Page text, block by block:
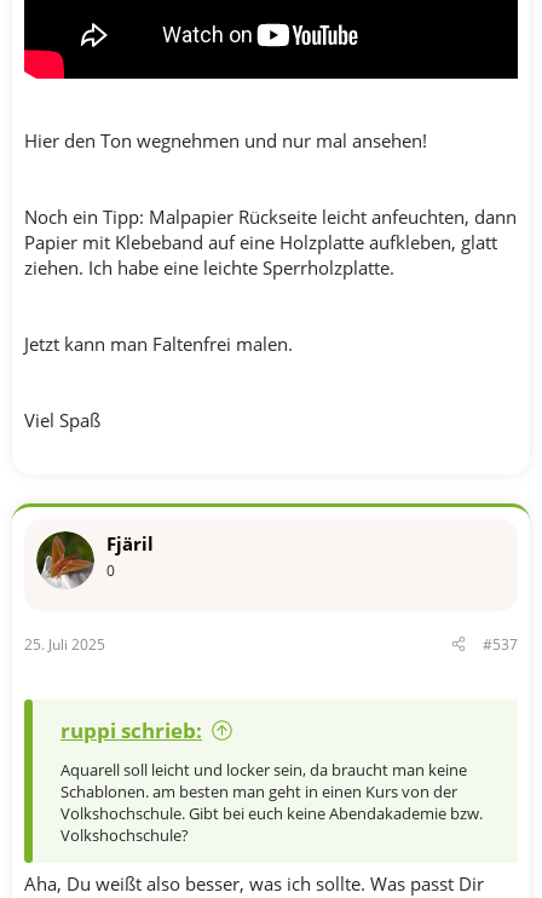
Hier den Ton wegnehmen und nur mal ansehen!
Noch ein Tipp: Malpapier Rückseite leicht anfeuchten, dann
Papier mit Klebeband auf eine Holzplatte aufkleben, glatt
ziehen. Ich habe eine leichte Sperrholzplatte.
Jetzt kann man Faltenfrei malen.
Viel Spaß
Fjäril
0
25. Juli 2025 #537
ruppi schrieb:
Aquarell soll leicht und locker sein, da braucht man keine
Schablonen. am besten man geht in einen Kurs von der
Volkshochschule. Gibt bei euch keine Abendakademie bzw.
Volkshochschule?
Aha, Du weißt also besser, was ich sollte. Was passt Dir